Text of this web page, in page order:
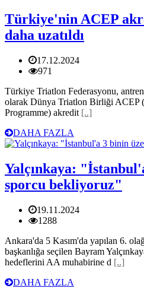
Türkiye'nin ACEP
daha uzatıldı
17.12.2024
971
Türkiye Triatlon Federasyonu,
olarak Dünya Triatlon Birliği ACEP
Programme) akredit [..]
DAHA FAZLA
Yalçınkaya:
sporcu bekliyoruz"
19.11.2024
1288
Ankara'da 5 Kasım'da yapılan 6.
başkanlığa seçilen Bayram
hedeflerini AA muhabirine d [..]
DAHA FAZLA